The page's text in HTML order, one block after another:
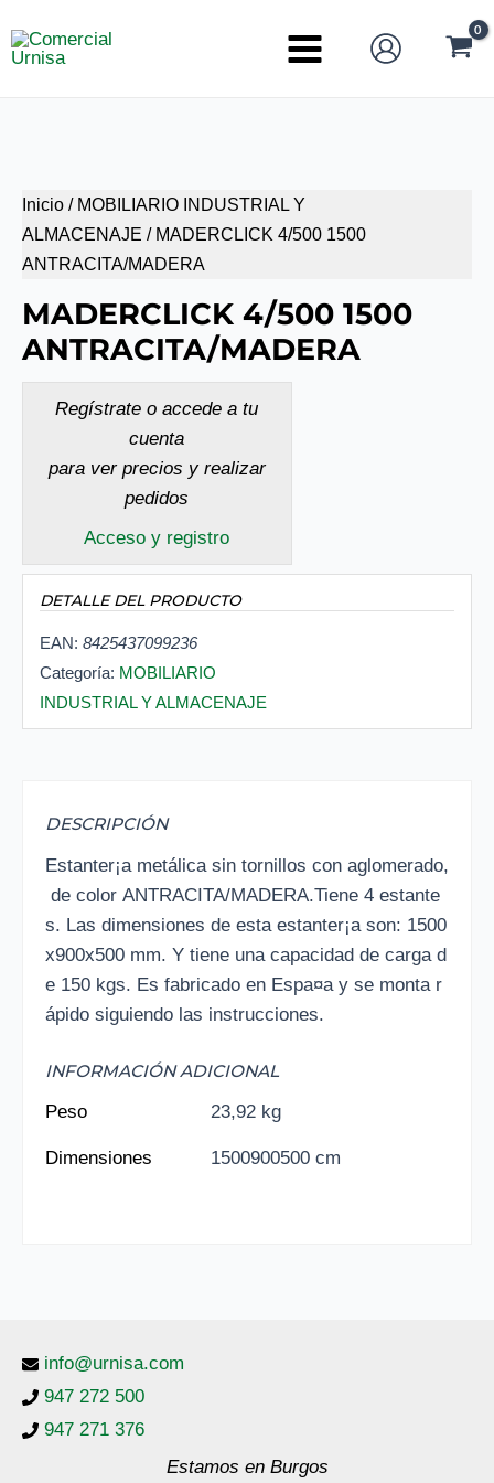
al
Main
Inicio / MOBILIARIO INDUSTRIAL Y
ALMACENAJE / MADERCLICK 4/500 1500
ANTRACITA/MADERA
MADERCLICK 4/500 1500
ANTRACITA/MADERA
Regístrate o accede a tu
cuenta
para ver precios y realizar
pedidos
Acceso y registro
DETALLE DEL PRODUCTO
EAN: 8425437099236
Categoría: MOBILIARIO
INDUSTRIAL Y ALMACENAJE
DESCRIPCIÓN
Estanter¡a metálica sin tornillos con aglomerado,
de color ANTRACITA/MADERA.Tiene 4 estante
s. Las dimensiones de esta estanter¡a son: 1500
x900x500 mm. Y tiene una capacidad de carga d
e 150 kgs. Es fabricado en Espa¤a y se monta r
ápido siguiendo las instrucciones.
INFORMACIÓN ADICIONAL
Peso
23,92 kg
Dimensiones 1500900500 cm
info@urnisa.com
947 272 500
947 271 376
Estamos en Burgos